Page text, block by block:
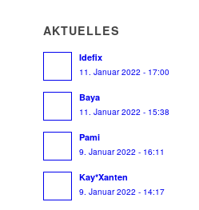
AKTUELLES
Idefix
11. Januar 2022 - 17:00
Baya
11. Januar 2022 - 15:38
Pami
9. Januar 2022 - 16:11
Kay*Xanten
9. Januar 2022 - 14:17